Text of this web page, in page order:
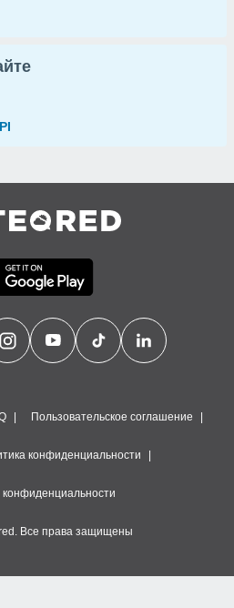
Пользовательское соглашение
конфиденциальности
конфиденциальности
Все права защищены